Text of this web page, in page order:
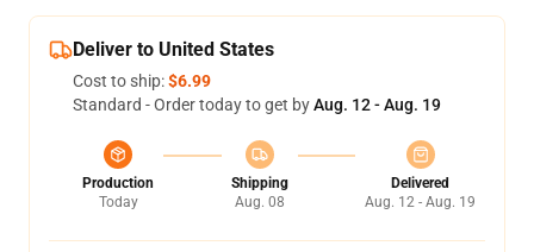
Deliver to United States
Cost to ship:$6.99
Standard - Order today to get byAug. 12 - Aug. 19
Production
Today
Shipping
Aug. 08
Delivered
Aug. 12 - Aug. 19